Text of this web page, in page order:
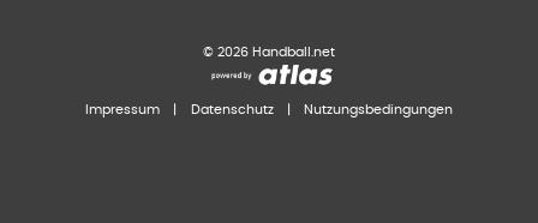
© 2026 Handball.net
Impressum Datenschutz Nutzungsbedingungen